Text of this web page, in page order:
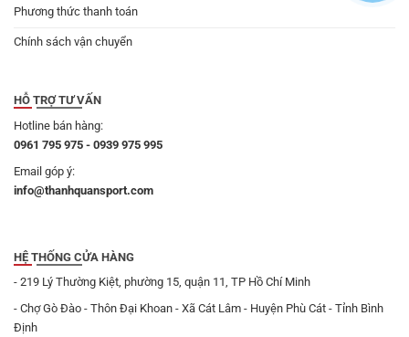
Phương thức thanh toán
Chính sách vận chuyển
HỖ TRỢ TƯ VẤN
Hotline bán hàng:
0961 795 975 - 0939 975 995
Email góp ý:
info@thanhquansport.com
HỆ THỐNG CỬA HÀNG
- 219 Lý Thường Kiệt, phường 15, quận 11, TP Hồ Chí Minh
- Chợ Gò Đào - Thôn Đại Khoan - Xã Cát Lâm - Huyện Phù Cát - Tỉnh Bình
Định